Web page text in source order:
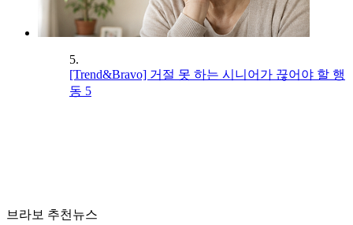
5.
[Trend&Bravo] 거절 못 하는 시니어가 끊어야 할 행
동 5
브라보 추천뉴스